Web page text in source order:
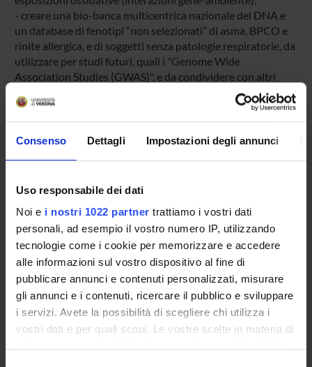
Consenso Dettagli Impostazioni degli annunci
Uso responsabile dei dati
Noi e i nostri 1022 partner trattiamo i vostri dati
personali, ad esempio il vostro numero IP, utilizzando
tecnologie come i cookie per memorizzare e accedere
alle informazioni sul vostro dispositivo al fine di
pubblicare annunci e contenuti personalizzati, misurare
gli annunci e i contenuti, ricercare il pubblico e sviluppare
i servizi. Avete la possibilità di scegliere chi utilizza i
vostri dati e per quali scopi. Le vostre scelte in materia di
- creare una bio-banca multicentrica nazionale del DNA e
un database di fenotipi “non selezionati” di asma, BPCO e
rinite allergica, e di soggetti senza patologie respiratorie, da
utilizzare per studi futuri, quali i "Genome Wide
Association Studies (GWAS)", e da condividere con altri
ENTI FINANZIATORI:
Programma:ENTIVARI - Contributo da enti
pubblici/privati generico
PARTECIPANTI AL PROGETTO
Simone Accordini
Professore associato
Alessandro Baldan